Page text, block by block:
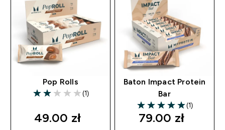
Pop Rolls
2 out of 5 stars
(1)
49.00 zł‎
Baton Impact Protein
Bar
5 out of 5 stars
(1)
79.00 zł‎